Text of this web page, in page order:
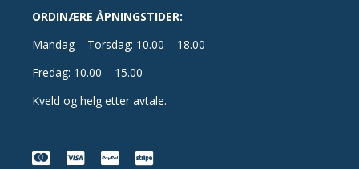
ORDINÆRE ÅPNINGSTIDER:
Mandag – Torsdag: 10.00 – 18.00
Fredag: 10.00 – 15.00
Kveld og helg etter avtale.